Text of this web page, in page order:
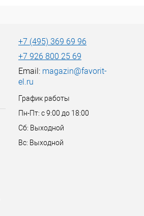
+7 (495) 369 69 96
+7 926 800 25 69
Email: magazin@favorit-
el.ru
График работы
Пн-Пт: с 9:00 до 18:00
Сб: Выходной
Вс: Выходной